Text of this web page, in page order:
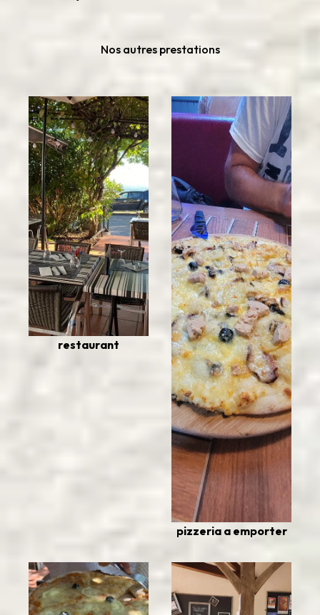
Nos autres prestations
restaurant
pizzeria a emporter